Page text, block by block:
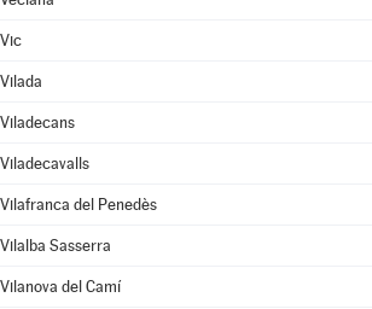
Vic
Vilada
Viladecans
Viladecavalls
Vilafranca del Penedès
Vilalba Sasserra
Vilanova del Camí